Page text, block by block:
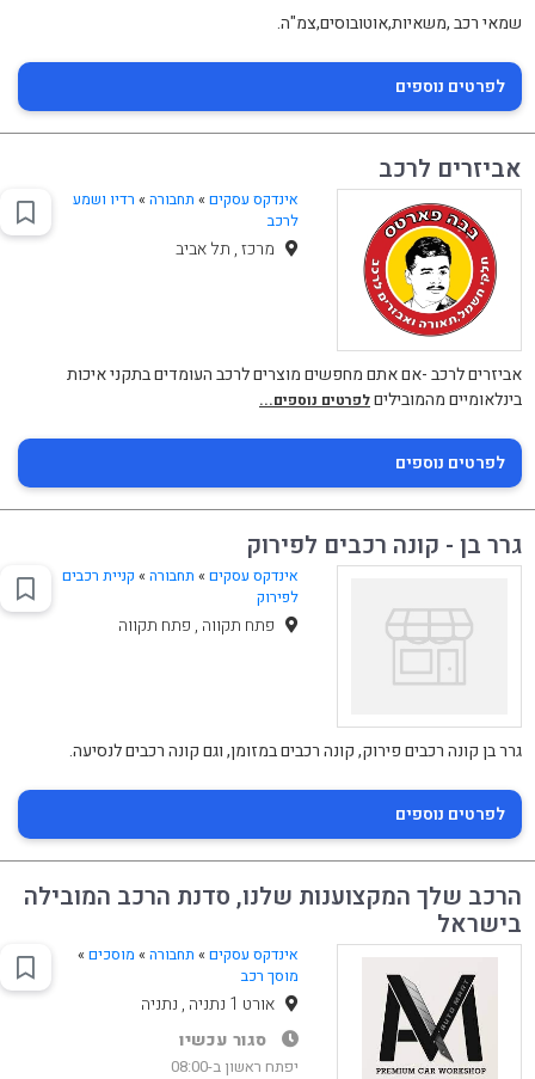
שמאי רכב ,משאיות,אוטובוסים,צמ"ה.
לפרטים נוספים
אביזרים לרכב
אינדקס עסקים » תחבורה» רדיו ושמע
לרכב
מרכז , תל אביב
אביזרים לרכב -אם אתם מחפשים מוצרים לרכב העומדים בתקני איכות
בינלאומיים מהמוביליםלפרטים נוספים...
לפרטים נוספים
גרר בן - קונה רכבים לפירוק
אינדקס עסקים » תחבורה» קניית רכבים
לפירוק
פתח תקווה , פתח תקווה
גרר בן קונה רכבים פירוק, קונה רכבים במזומן, וגם קונה רכבים לנסיעה.
לפרטים נוספים
הרכב שלך המקצוענות שלנו, סדנת הרכב המובילה
בישראל
אינדקס עסקים » תחבורה» מוסכים»
מוסך רכב
אורט 1 נתניה , נתניה
סגור עכשיו
יפתח ראשון ב-08:00